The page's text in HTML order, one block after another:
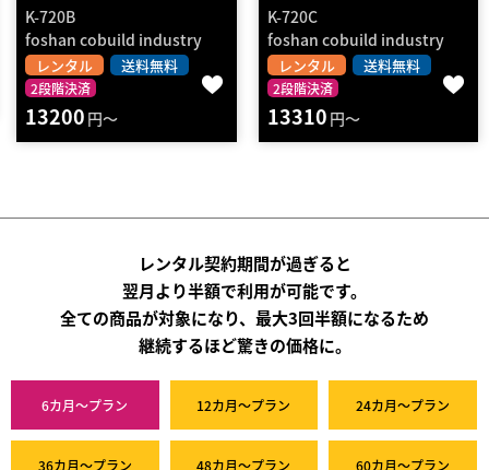
K-720C
foshan cobuild industry
レンタル 送料無料
2段階決済
13310 円～
K-720D
foshan cobuild industry
レンタル 送料無料
2段階決済
15070 円～
レンタル契約期間が過ぎると
翌月より半額で利用が可能です。
全ての商品が対象になり、最大3回半額になるため
継続するほど驚きの価格に。
6カ月～プラン 12カ月～プラン 24カ月～プラン
36カ月～プラン 48カ月～プラン 60カ月～プラン